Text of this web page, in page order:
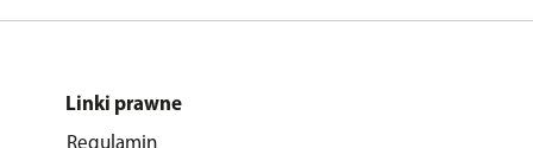
Linki prawne
Regulamin